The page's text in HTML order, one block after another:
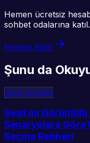
Hemen ücretsiz
sohbet odalarına katıl.
Hemen Katıl
Şunu da
Sesli Sohbet
Sesli mi
Senaryolara Göre
Seçme Rehberi